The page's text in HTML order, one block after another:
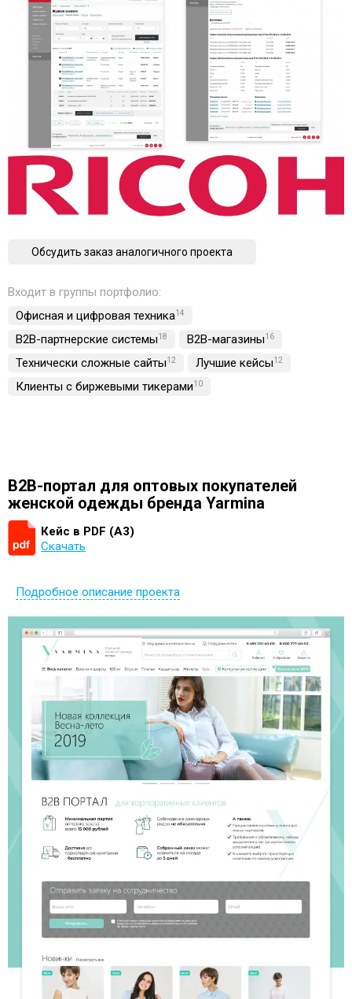
Обсудить заказ аналогичного проекта
Входит в группы портфолио:
Офисная и цифровая техника14
B2B-партнерские системы18 B2B-магазины16
Технически сложные сайты12 Лучшие кейсы12
Клиенты с биржевыми тикерами10
B2B-портал для оптовых покупателей
женской одежды бренда Yarmina
Кейс в PDF (А3)
Скачать
Подробное описание проекта